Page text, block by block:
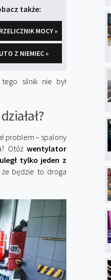
także:
MOCY »
Z NIEMIEC »
silnik nie był
problem – spalony
Otóż wentylator
tylko jeden z
że będzie to droga